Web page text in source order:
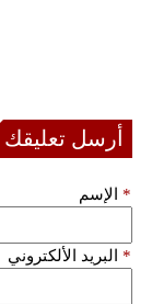
أرسل تعليقك
الإسم *
البريد الألكتروني *